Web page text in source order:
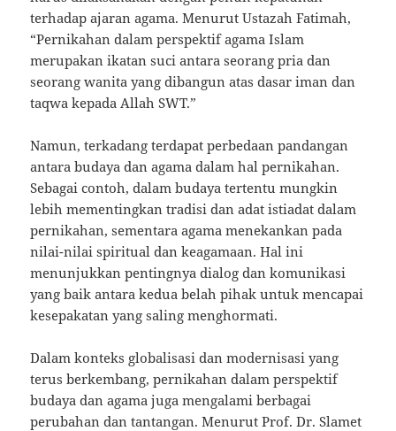
terhadap ajaran agama. Menurut Ustazah Fatimah,
“Pernikahan dalam perspektif agama Islam
merupakan ikatan suci antara seorang pria dan
seorang wanita yang dibangun atas dasar iman dan
taqwa kepada Allah SWT.”
Namun, terkadang terdapat perbedaan pandangan
antara budaya dan agama dalam hal pernikahan.
Sebagai contoh, dalam budaya tertentu mungkin
lebih mementingkan tradisi dan adat istiadat dalam
pernikahan, sementara agama menekankan pada
nilai-nilai spiritual dan keagamaan. Hal ini
menunjukkan pentingnya dialog dan komunikasi
yang baik antara kedua belah pihak untuk mencapai
kesepakatan yang saling menghormati.
Dalam konteks globalisasi dan modernisasi yang
terus berkembang, pernikahan dalam perspektif
budaya dan agama juga mengalami berbagai
perubahan dan tantangan. Menurut Prof. Dr. Slamet